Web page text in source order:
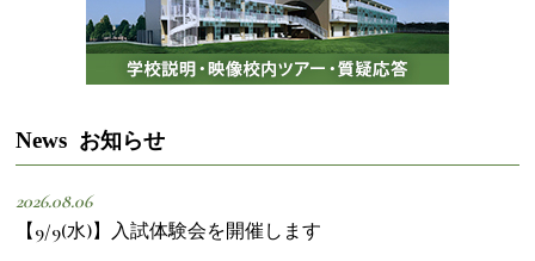
News お知らせ
2026.08.06
【9/9(水)】入試体験会を開催します